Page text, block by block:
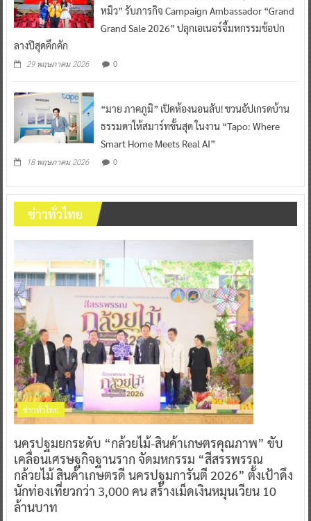
หมิว” รับภารกิจ Campaign Ambassador “Grand
Grand Sale 2026” ปลุกเอเนอร์จี้มหกรรมช้อปก
ลางปีสุดคึกคัก
29 พฤษภาคม 2026 0
“มาย ภาคภูมิ” เปิดห้องนอนลับ! ชวนอัปเกรดบ้าน
ธรรมดาให้สมาร์ทขั้นสุด ในงาน “Tapo: Where
Smart Home Meets Real AI”
18 พฤษภาคม 2026 0
ข่าวทั่วไทย
ข่าวทั่วไทย
นครปฐมยกระดับ “กล้วยไม้-สินค้าเกษตรคุณภาพ” ขับ
เคลื่อนเศรษฐกิจฐานราก จัดมหกรรม “สีสรรพรรณ
กล้วยไม้ สินค้าเกษตรดี นครปฐมการันตี 2026” ตั้งเป้าดึง
นักท่องเที่ยวกว่า 3,000 คน สร้างเม็ดเงินหมุนเวียน 10
ล้านบาท